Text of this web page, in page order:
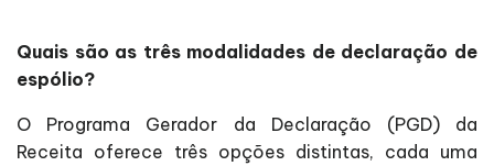
Quais são as três modalidades de declaração de
espólio?
O Programa Gerador da Declaração (PGD) da
Receita oferece três opções distintas, cada uma